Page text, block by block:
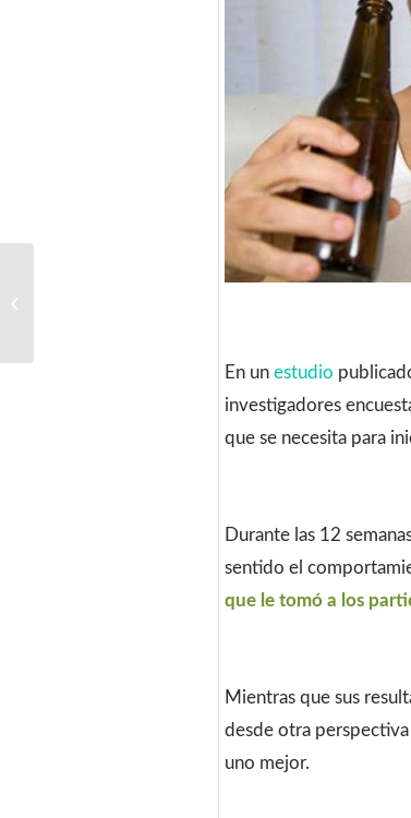
En un estudio
investigadores
que se necesita para
Durante las 12
sentido el
que le tomó a los
Mientras que sus
desde otra
uno mejor.